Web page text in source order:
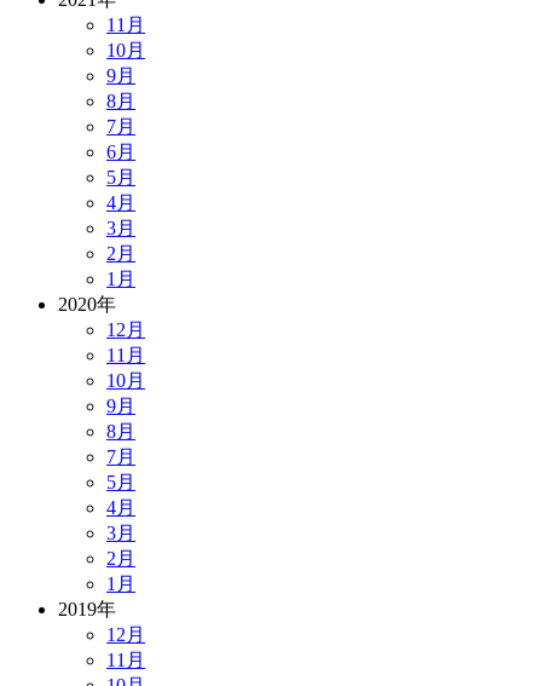
11月
10月
9月
8月
7月
6月
5月
4月
3月
2月
1月
2020年
12月
11月
10月
9月
8月
7月
5月
4月
3月
2月
1月
2019年
12月
11月